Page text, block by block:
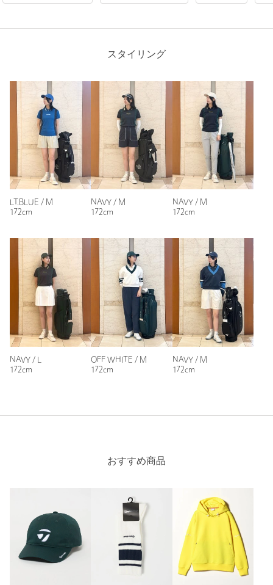
WOMEN
本体；ポリエステル100％ メッシュ部分；ポリエス
テル59％ ナイロン41％ リブ部分；ポリエステル
100％ 皮革部分；合成皮革
洗濯機洗い可 洗濯表示について
原産国 ベトナム製
商品番号 6017-5-000013
59.5cm
M
Check the recommended size
Try this item on
スタイリング
LT.BLUE / M
172cm
NAVY / M
172cm
NAVY / M
172cm
NAVY / L
172cm
OFF WHITE / M
172cm
NAVY / M
172cm
おすすめ商品